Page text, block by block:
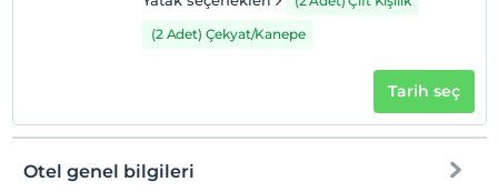
Giriş saatleri
Çocuklar
(2 Adet) Çekyat/Kanepe
Tarih seç
Otel genel bilgileri